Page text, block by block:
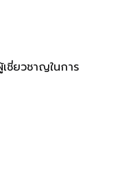
เชี่ยวชาญในการ